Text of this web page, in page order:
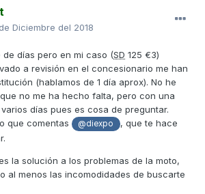
Diciembre del 2018
de días pero en mi caso (SD 125 €3)
a revisión en el concesionario me han
(hablamos de 1 día aprox). No he
no me ha hecho falta, pero con una
días pues es cosa de preguntar.
que comentas
@diexpo
, que te hace
la solución a los problemas de la moto,
al menos las incomodidades de buscarte